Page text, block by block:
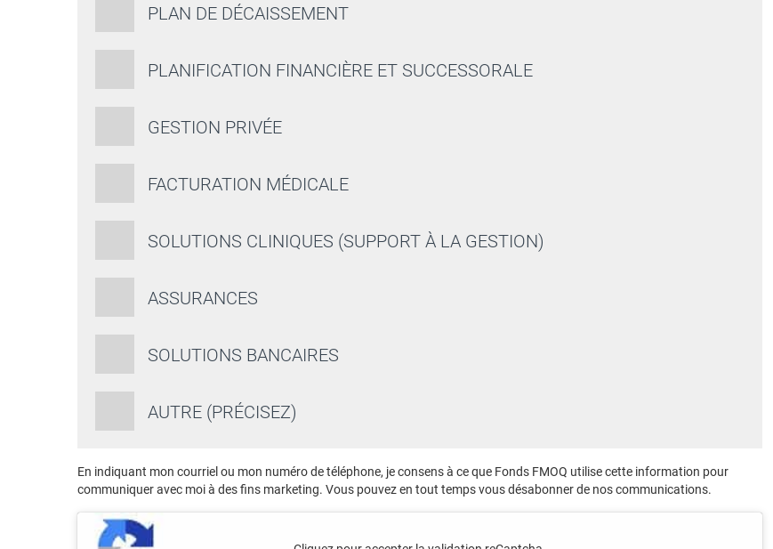
PLAN DE DÉCAISSEMENT
PLANIFICATION FINANCIÈRE ET SUCCESSORALE
GESTION PRIVÉE
FACTURATION MÉDICALE
SOLUTIONS CLINIQUES (SUPPORT À LA GESTION)
ASSURANCES
SOLUTIONS BANCAIRES
AUTRE (PRÉCISEZ)
En indiquant mon courriel ou mon numéro de téléphone, je consens à ce que Fonds FMOQ utilise cette information pour
communiquer avec moi à des fins marketing. Vous pouvez en tout temps vous désabonner de nos communications.